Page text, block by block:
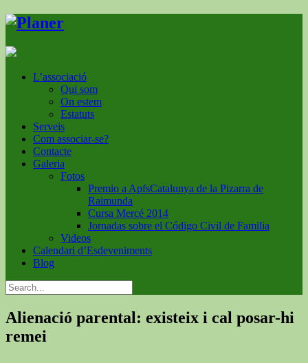
L’associació
Qui som
On estem
Estatuts
Serveis
Com associar-se?
Contacte
Galeria
Fotos
Premio a ApfsCatalunya de la Pizarra de
Raimunda
Cursa Mercé 2014
Jornadas sobre el Código Civil de Familia
Videos
Calendari d’Esdeveniments
Blog
Alienació parental: existeix i cal posar-hi
remei